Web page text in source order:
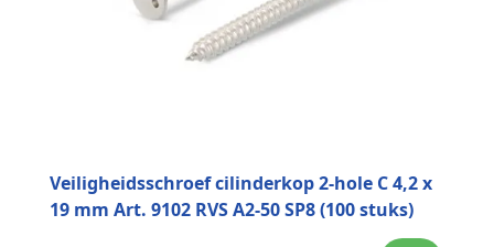
Veiligheidsschroef cilinderkop 2-hole C 4,2 x
19 mm Art. 9102 RVS A2-50 SP8 (100 stuks)